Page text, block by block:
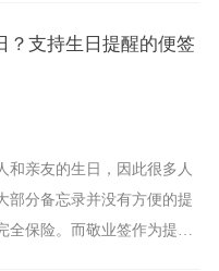
？支持生日提醒的便签
和亲友的生日，因此很多人
部分备忘录并没有方便的提
全保险。而敬业签作为提醒